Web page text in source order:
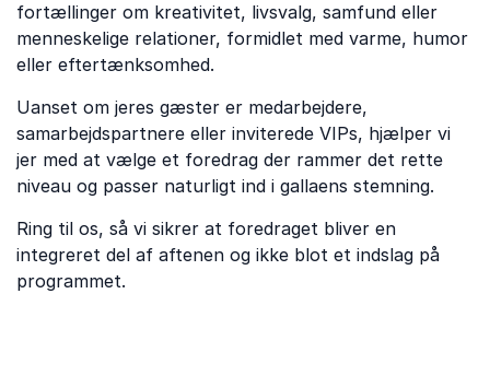
fortællinger om kreativitet, livsvalg, samfund eller
menneskelige relationer, formidlet med varme, humor
eller eftertænksomhed.
Uanset om jeres gæster er medarbejdere,
samarbejdspartnere eller inviterede VIPs, hjælper vi
jer med at vælge et foredrag der rammer det rette
niveau og passer naturligt ind i gallaens stemning.
Ring til os, så vi sikrer at foredraget bliver en
integreret del af aftenen og ikke blot et indslag på
programmet.